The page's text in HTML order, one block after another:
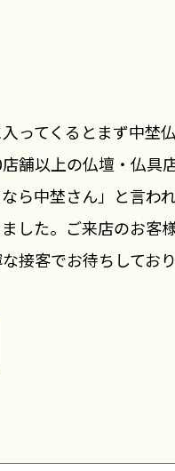
ってくるとまず中埜
舗以上の仏壇・仏具
ら中埜さん」と言わ
した。ご来店のお客
接客でお待ちしており